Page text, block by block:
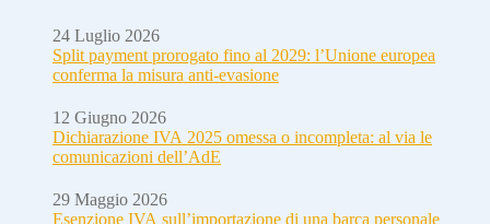
24 Luglio 2026
Split payment prorogato fino al 2029: l’Unione europea
conferma la misura anti-evasione
12 Giugno 2026
Dichiarazione IVA 2025 omessa o incompleta: al via le
comunicazioni dell’AdE
29 Maggio 2026
Esenzione IVA sull’importazione di una barca personale